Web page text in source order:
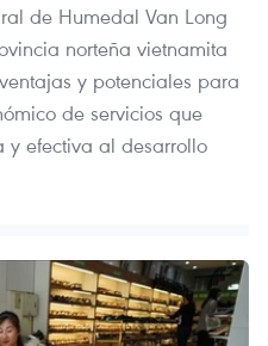
de Humedal Van Long
norteña vietnamita
y potenciales para
de servicios que
efectiva al desarrollo